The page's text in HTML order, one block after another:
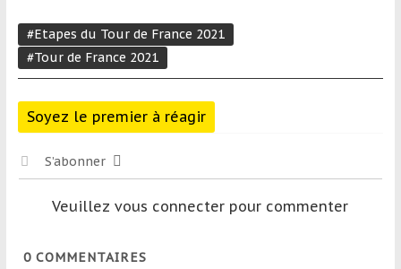
#Etapes du Tour de France 2021
#Tour de France 2021
Soyez le premier à réagir
S’abonner
Veuillez vous connecter pour commenter
0COMMENTAIRES